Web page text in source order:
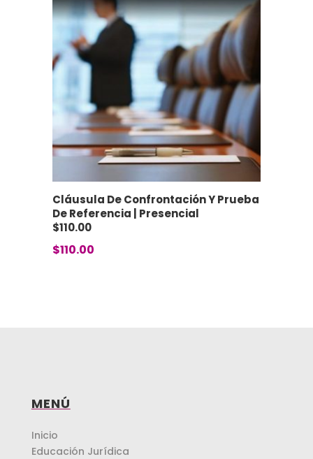
Cláusula De Confrontación Y Prueba
De Referencia | Presencial
$110.00
$110.00
MENÚ
Inicio
Educación Jurídica